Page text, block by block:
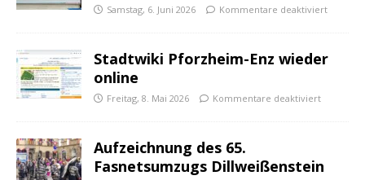
Samstag, 6. Juni 2026 Kommentare deaktiviert
Stadtwiki Pforzheim-Enz wieder
online
Freitag, 8. Mai 2026 Kommentare deaktiviert
Aufzeichnung des 65.
Fasnetsumzugs Dillweißenstein